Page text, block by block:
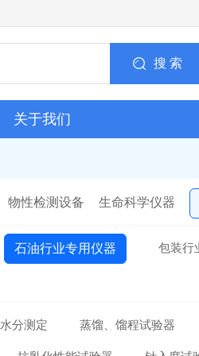
搜 索
关于我们
物性检测设备 生命科学仪器
石油行业专用仪器 包装行
水分测定 蒸馏、馏程试验器